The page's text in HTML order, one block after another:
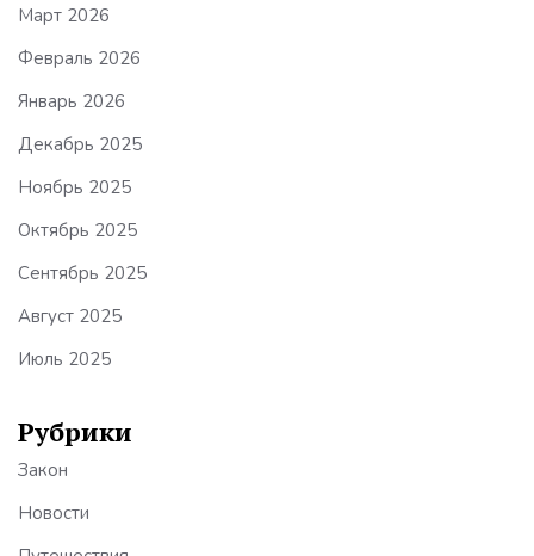
Март 2026
Февраль 2026
Январь 2026
Декабрь 2025
Ноябрь 2025
Октябрь 2025
Сентябрь 2025
Август 2025
Июль 2025
Рубрики
Закон
Новости